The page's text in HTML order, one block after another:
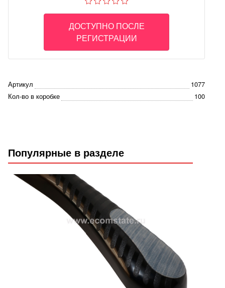
ДОСТУПНО ПОСЛЕ
РЕГИСТРАЦИИ
Артикул
1077
Кол-во в коробке
100
Популярные в разделе